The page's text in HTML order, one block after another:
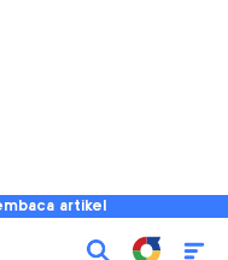
artikel